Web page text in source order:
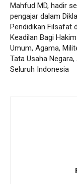
Mahfud MD, hadir
pengajar dalam
Pendidikan Filsafat
Keadilan Bagi
Umum, Agama,
Tata Usaha
Seluruh Indonesia